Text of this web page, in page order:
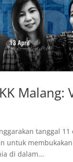
Malang:
tanggal
untuk
di dalam...